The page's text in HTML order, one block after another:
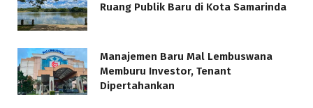
Ruang Publik Baru di Kota Samarinda
Manajemen Baru Mal Lembuswana
Memburu Investor, Tenant
Dipertahankan